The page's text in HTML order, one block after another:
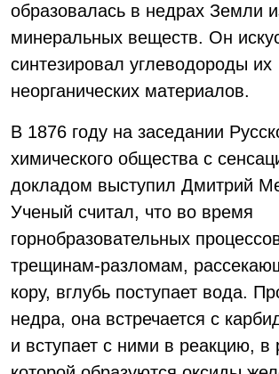
образовалась в недрах Земли
минеральных веществ. Он
синтезировал углеводороды их
неорганических материалов.
В 1876 году на заседании
химического общества с
докладом выступил Дмитрий
Ученый считал, что во время
горнобразовательных
трещинам-разломам,
кору, вглубь поступает вода.
недра, она встречается с
и вступает с ними в реакцию, в